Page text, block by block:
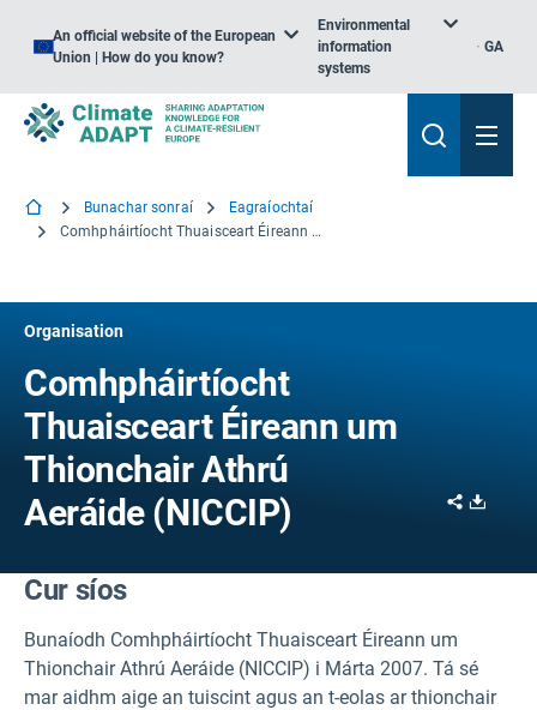
An official website of the European
Union | How do you know?
Environmental
information
systems
GA
Bunachar sonraí
Eagraíochtaí
Comhpháirtíocht Thuaisceart Éireann um Thionchair Athrú Aeráide (NICCIP)
Organisation
Comhpháirtíocht
Thuaisceart Éireann um
Thionchair Athrú
Aeráide (NICCIP)
Share
Cur síos
Bunaíodh Comhpháirtíocht Thuaisceart Éireann um
Thionchair Athrú Aeráide (NICCIP) i Márta 2007. Tá sé
mar aidhm aige an tuiscint agus an t-eolas ar thionchair